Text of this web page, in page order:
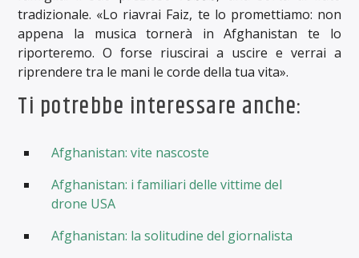
tradizionale. «Lo riavrai Faiz, te lo promettiamo: non
appena la musica tornerà in Afghanistan te lo
riporteremo. O forse riuscirai a uscire e verrai a
riprendere tra le mani le corde della tua vita».
Ti potrebbe interessare anche:
Afghanistan: vite nascoste
Afghanistan: i familiari delle vittime del
drone USA
Afghanistan: la solitudine del giornalista